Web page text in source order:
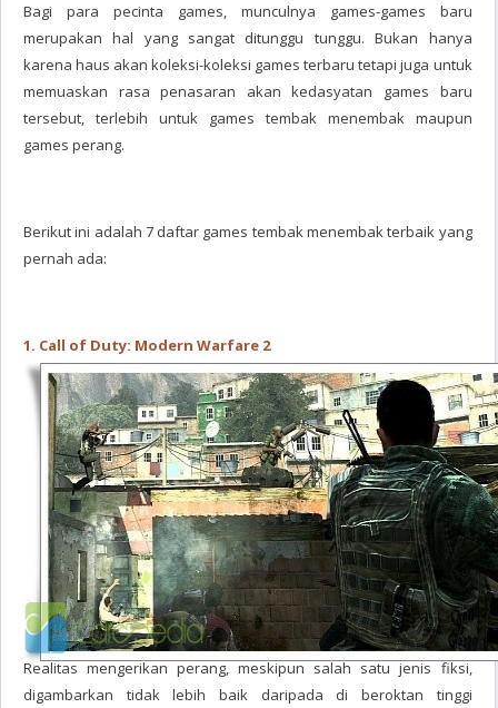
Bagi para pecinta games, munculnya games-games baru
merupakan hal yang sangat ditunggu tunggu. Bukan hanya
karena haus akan koleksi-koleksi games terbaru tetapi juga untuk
memuaskan rasa penasaran akan kedasyatan games baru
tersebut, terlebih untuk games tembak menembak maupun
games perang.
Berikut ini adalah 7 daftar games tembak menembak terbaik yang
pernah ada:
1. Call of Duty: Modern Warfare 2
Realitas mengerikan perang, meskipun salah satu jenis fiksi,
digambarkan tidak lebih baik daripada di beroktan tinggi